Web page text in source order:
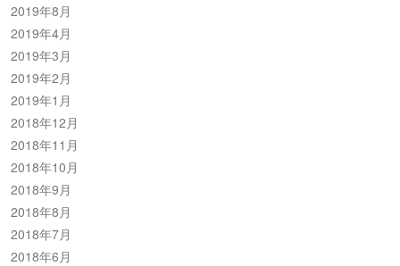
2019年8月
2019年4月
2019年3月
2019年2月
2019年1月
2018年12月
2018年11月
2018年10月
2018年9月
2018年8月
2018年7月
2018年6月